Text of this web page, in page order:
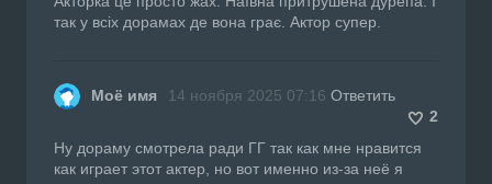
так у всіх дорамах де вона грає. Актор супер.
Моё имя 14 ноября 2025 07:16 Ответить
2
Ну дораму смотрела ради ГГ так как мне нравится
как играет этот актер, но вот именно из-за неё я